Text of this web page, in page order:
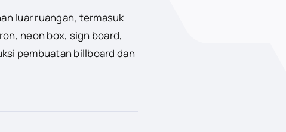
luar ruangan, termasuk
neon box, sign board,
pembuatan billboard dan